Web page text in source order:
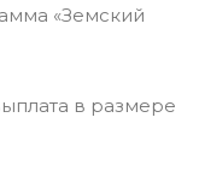
«Земский
в размере